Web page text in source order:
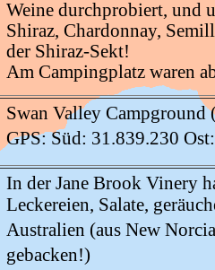
Weine durchprobiert, und
Shiraz, Chardonnay,
der Shiraz-Sekt!
Am Campingplatz waren
Swan Valley Campground
GPS: Süd: 31.839.230
In der Jane Brook Vinery
Leckereien, Salate,
Australien (aus New
gebacken!)